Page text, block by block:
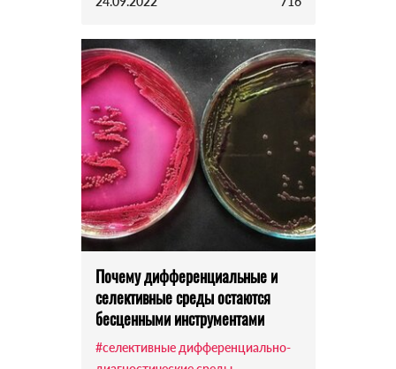
Почему дифференциальные и
селективные среды остаются
бесценными инструментами
#селективные дифференциально-